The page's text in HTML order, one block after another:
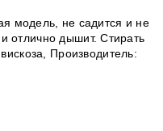
модель, не садится и не
отлично дышит. Стирать
Производитель: